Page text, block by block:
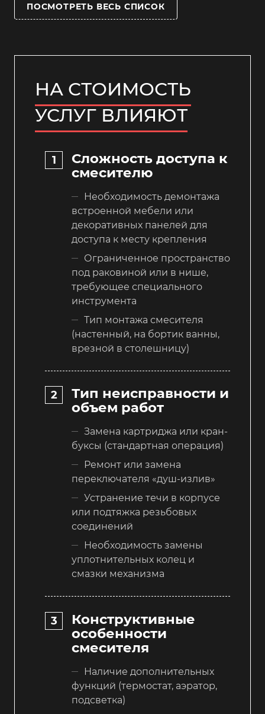
ПОСМОТРЕТЬ ВЕСЬ СПИСОК
НА СТОИМОСТЬ
УСЛУГ ВЛИЯЮТ
Сложность доступа к
смесителю
Необходимость демонтажа
встроенной мебели или
декоративных панелей для
доступа к месту крепления
Ограниченное пространство
под раковиной или в нише,
требующее специального
инструмента
Тип монтажа смесителя
(настенный, на бортик ванны,
врезной в столешницу)
Тип неисправности и
объем работ
Замена картриджа или кран-
буксы (стандартная операция)
Ремонт или замена
переключателя «душ-излив»
Устранение течи в корпусе
или подтяжка резьбовых
соединений
Необходимость замены
уплотнительных колец и
смазки механизма
Конструктивные
особенности
смесителя
Наличие дополнительных
функций (термостат, аэратор,
подсветка)